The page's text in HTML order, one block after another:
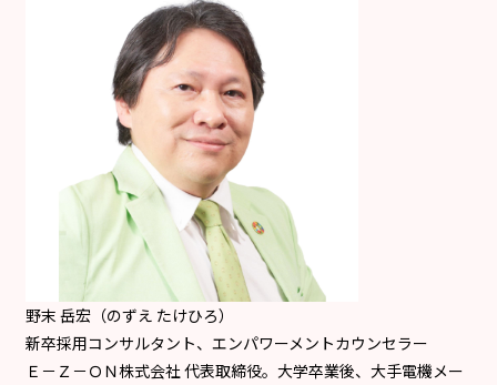
野末 岳宏（のずえ たけひろ）
新卒採用コンサルタント、エンパワーメントカウンセラー
Ｅ－Ｚ－ＯＮ株式会社 代表取締役。大学卒業後、大手電機メー